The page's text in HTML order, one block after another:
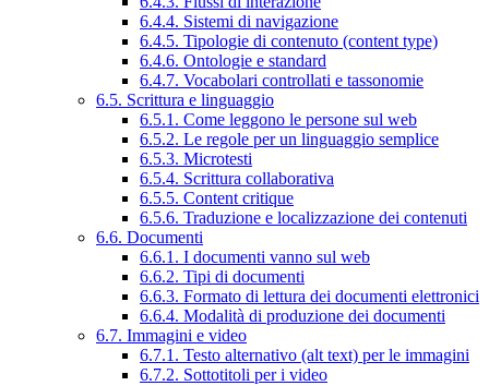
6.4.4. Sistemi di navigazione
6.4.5. Tipologie di contenuto (content type)
6.4.6. Ontologie e standard
6.4.7. Vocabolari controllati e tassonomie
6.5. Scrittura e linguaggio
6.5.1. Come leggono le persone sul web
6.5.2. Le regole per un linguaggio semplice
6.5.3. Microtesti
6.5.4. Scrittura collaborativa
6.5.5. Content critique
6.5.6. Traduzione e localizzazione dei contenuti
6.6. Documenti
6.6.1. I documenti vanno sul web
6.6.2. Tipi di documenti
6.6.3. Formato di lettura dei documenti elettronici
6.6.4. Modalità di produzione dei documenti
6.7. Immagini e video
6.7.1. Testo alternativo (alt text) per le immagini
6.7.2. Sottotitoli per i video